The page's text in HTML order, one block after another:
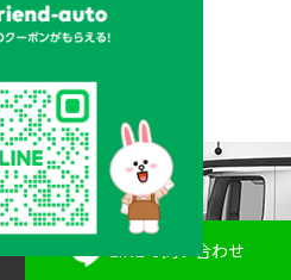
LINEで問い合わせ
形状から探す
& TYPE